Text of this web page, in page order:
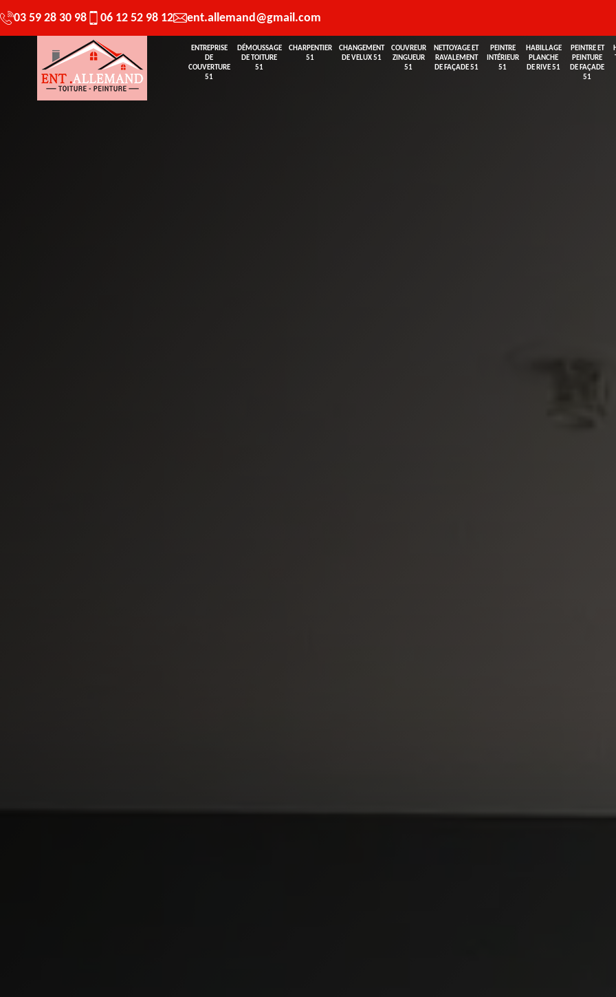
03 59 28 30 98 06 12 52 98 12 ent.allemand@gmail.com
ENTREPRISE
DE
COUVERTURE
51
DÉMOUSSAGE
DE TOITURE
51
CHARPENTIER
51
CHANGEMENT
DE VELUX 51
COUVREUR
ZINGUEUR
51
NETTOYAGE ET
RAVALEMENT
DE FAÇADE 51
PEINTRE
INTÉRIEUR
51
HABILLAGE
PLANCHE
DE RIVE 51
PEINTRE ET
PEINTURE
DE FAÇADE
51